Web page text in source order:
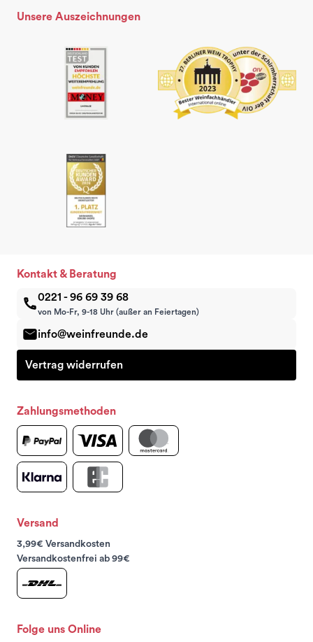
Unsere Auszeichnungen
Kontakt & Beratung
0221 - 96 69 39 68
von Mo-Fr, 9-18 Uhr (außer an Feiertagen)
info@weinfreunde.de
Vertrag widerrufen
Zahlungsmethoden
Versand
3,99€ Versandkosten
Versandkostenfrei ab 99€
Folge uns Online